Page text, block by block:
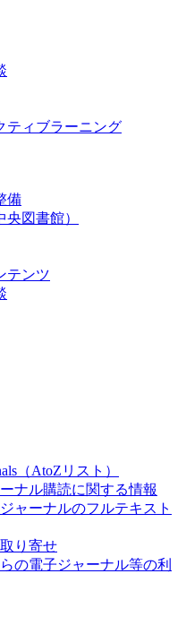
ティブラーニング
備
図書館）
テンツ
（AtoZリスト）
ナル購読に関する情報
ャーナルのフルテキスト
り寄せ
の電子ジャーナル等の利